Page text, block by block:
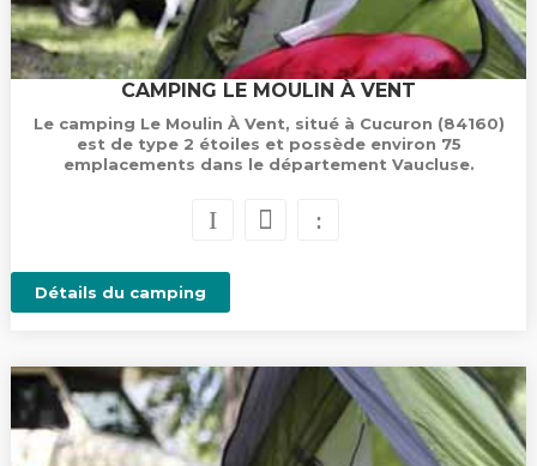
CAMPING LE MOULIN À VENT
Le camping Le Moulin À Vent, situé à Cucuron (84160)
est de type 2 étoiles et possède environ 75
emplacements dans le département Vaucluse.
Détails du camping